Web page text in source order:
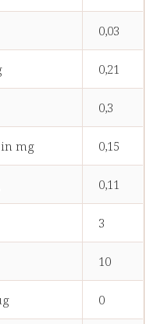
0,03
0,21
0,3
in mg 0,15
0,11
3
10
0